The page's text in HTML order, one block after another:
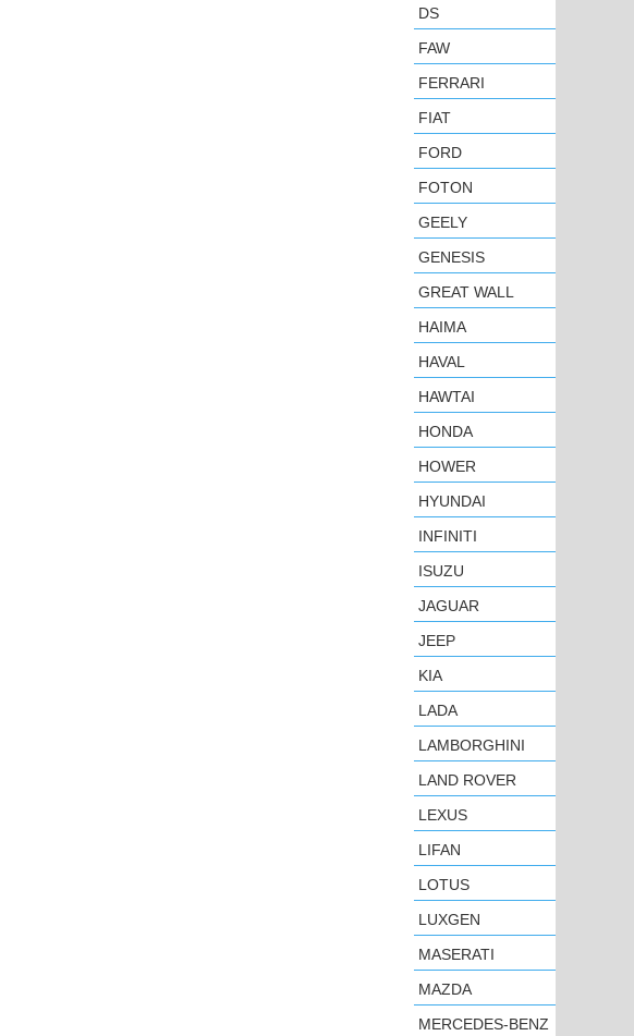
DS
FAW
FERRARI
FIAT
FORD
FOTON
GEELY
GENESIS
GREAT WALL
HAIMA
HAVAL
HAWTAI
HONDA
HOWER
HYUNDAI
INFINITI
ISUZU
JAGUAR
JEEP
KIA
LADA
LAMBORGHINI
LAND ROVER
LEXUS
LIFAN
LOTUS
LUXGEN
MASERATI
MAZDA
MERCEDES-BENZ